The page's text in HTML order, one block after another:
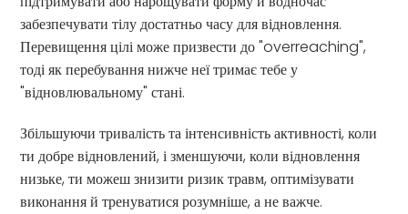
забезпечувати тілу достатньо часу для відновлення.
Перевищення цілі може призвести до "overreaching",
тоді як перебування нижче неї тримає тебе у
"відновлювальному" стані.
Збільшуючи тривалість та інтенсивність активності, коли
ти добре відновлений, і зменшуючи, коли відновлення
низьке, ти можеш знизити ризик травм, оптимізувати
виконання й тренуватися розумніше, а не важче.